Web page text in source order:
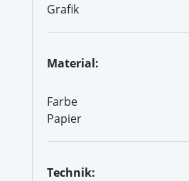
Grafik
Material:
Farbe
Papier
Technik: